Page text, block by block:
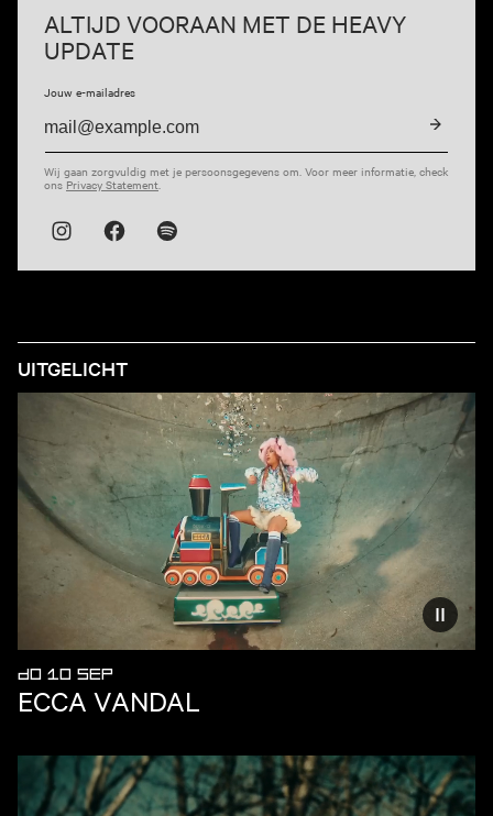
ALTIJD VOORAAN MET DE HEAVY
UPDATE
Jouw e-mailadres
Wij gaan zorgvuldig met je persoonsgegevens om. Voor meer informatie, check
onsPrivacy Statement
Instagram(externe link)
Facebook(externe link)
Spotify
UITGELICHT
DO 10 SEP
ECCA VANDAL